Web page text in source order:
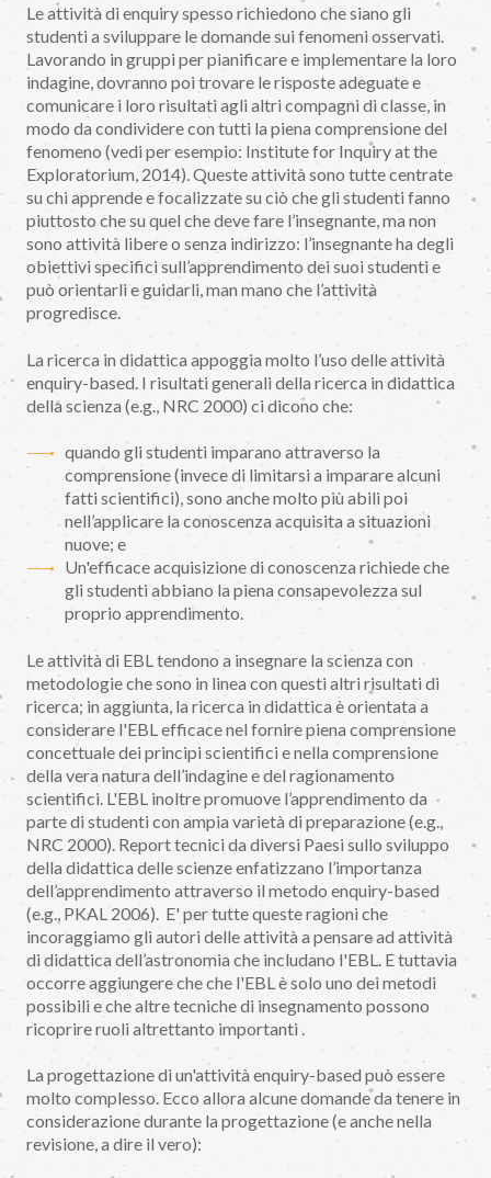
Le attività di enquiry spesso richiedono che siano gli
studenti a sviluppare le domande sui fenomeni osservati.
Lavorando in gruppi per pianificare e implementare la loro
indagine, dovranno poi trovare le risposte adeguate e
comunicare i loro risultati agli altri compagni di classe, in
modo da condividere con tutti la piena comprensione del
fenomeno (vedi per esempio: Institute for Inquiry at the
Exploratorium, 2014). Queste attività sono tutte centrate
su chi apprende e focalizzate su ciò che gli studenti fanno
piuttosto che su quel che deve fare l’insegnante, ma non
sono attività libere o senza indirizzo: l’insegnante ha degli
obiettivi specifici sull’apprendimento dei suoi studenti e
può orientarli e guidarli, man mano che l’attività
progredisce.
La ricerca in didattica appoggia molto l’uso delle attività
enquiry-based. I risultati generali della ricerca in didattica
della scienza (e.g., NRC 2000) ci dicono che:
quando gli studenti imparano attraverso la
comprensione (invece di limitarsi a imparare alcuni
fatti scientifici), sono anche molto più abili poi
nell’applicare la conoscenza acquisita a situazioni
nuove; e
Un'efficace acquisizione di conoscenza richiede che
gli studenti abbiano la piena consapevolezza sul
proprio apprendimento.
Le attività di EBL tendono a insegnare la scienza con
metodologie che sono in linea con questi altri risultati di
ricerca; in aggiunta, la ricerca in didattica è orientata a
considerare l'EBL efficace nel fornire piena comprensione
concettuale dei principi scientifici e nella comprensione
della vera natura dell’indagine e del ragionamento
scientifici. L'EBL inoltre promuove l’apprendimento da
parte di studenti con ampia varietà di preparazione (e.g.,
NRC 2000). Report tecnici da diversi Paesi sullo sviluppo
della didattica delle scienze enfatizzano l’importanza
dell’apprendimento attraverso il metodo enquiry-based
(e.g., PKAL 2006). E' per tutte queste ragioni che
incoraggiamo gli autori delle attività a pensare ad attività
di didattica dell’astronomia che includano l'EBL. E tuttavia
occorre aggiungere che che l'EBL è solo uno dei metodi
possibili e che altre tecniche di insegnamento possono
ricoprire ruoli altrettanto importanti .
La progettazione di un'attività enquiry-based può essere
molto complesso. Ecco allora alcune domande da tenere in
considerazione durante la progettazione (e anche nella
revisione, a dire il vero):